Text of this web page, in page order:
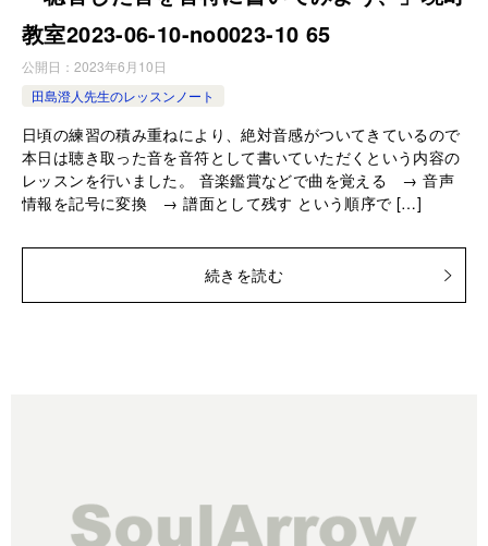
教室2023-06-10-­no0023-­10 65
公開日： 2023年6月10日
田島澄人先生のレッスンノート
日頃の練習の積み重ねにより、絶対音感がついてきているので
本日は聴き取った音を音符として書いていただくという内容の
レッスンを行いました。 音楽鑑賞などで曲を覚える → 音声
情報を記号に変換 → 譜面として残す という順序で […]
続きを読む